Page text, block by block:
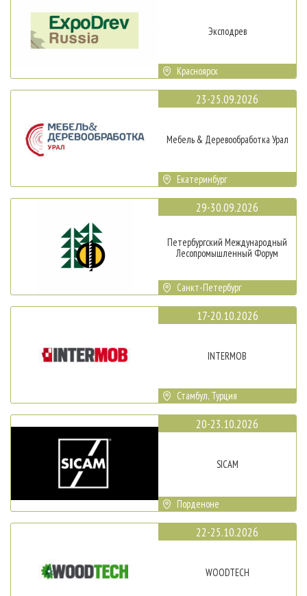
Эксподрев
Красноярск
23-25.09.2026
Мебель & Деревообработка Урал
Екатеринбург
29-30.09.2026
Петербургский Международный
Лесопромышленный Форум
Санкт-Петербург
17-20.10.2026
INTERMOB
Стамбул, Турция
20-23.10.2026
SICAM
Порденоне
22-25.10.2026
WOODTECH